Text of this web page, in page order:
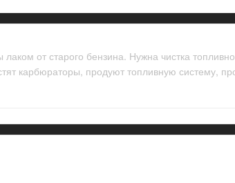
от старого бензина. Нужна чистка
карбюраторы, продуют топливную систему,